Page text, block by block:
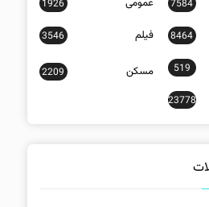
7584
1926
8464 فیلم 3546
519 مسکن 2209
23778